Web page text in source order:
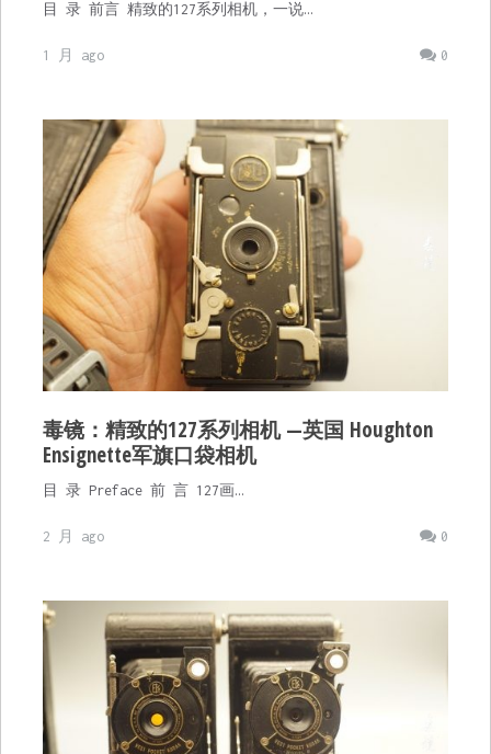
目 录 前言 精致的127系列相机，一说…
0
1 月 ago
毒镜：精致的127系列相机 —英国 Houghton
Ensignette军旗口袋相机
目 录 Preface 前 言 127画…
0
2 月 ago